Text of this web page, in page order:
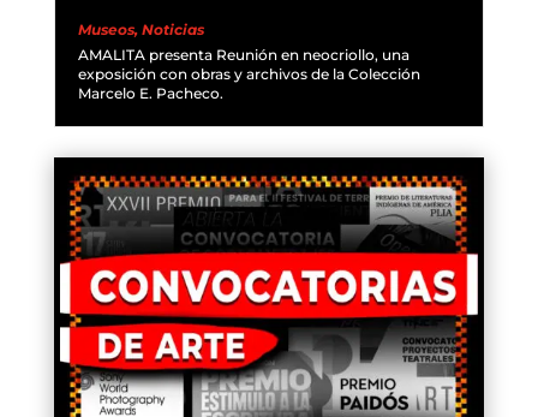
Museos, Noticias
AMALITA presenta Reunión en neocriollo, una
exposición con obras y archivos de la Colección
Marcelo E. Pacheco.